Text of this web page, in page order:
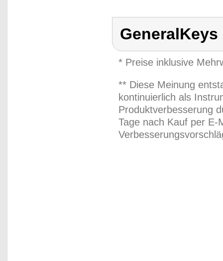
GeneralKeys
* Preise inklusive
** Diese Meinung
kontinuierlich als
Produktverbesserung
Tage nach Kauf per E-